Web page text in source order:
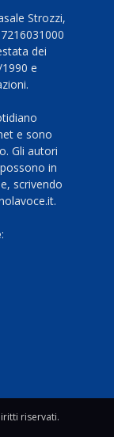
Strozzi,
dei
e
e sono
Gli autori
in
scrivendo
:
riservati.